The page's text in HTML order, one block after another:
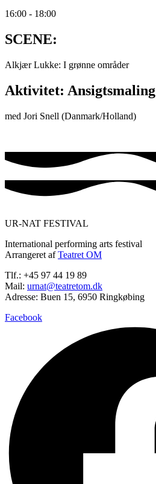
16:00 - 18:00
SCENE:
Alkjær Lukke: I grønne områder
Aktivitet: Ansigtsmaling
med Jori Snell (Danmark/Holland)
UR-NAT FESTIVAL
International performing arts festival
Arrangeret afTeatret OM
Tlf.: +45 97 44 19 89
Mail: urnat@teatretom.dk
Adresse: Buen 15, 6950 Ringkøbing
Facebook